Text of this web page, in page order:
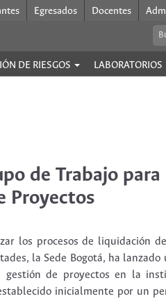
Egresados Docentes
DE RIESGOS LABORATORIOS
de Trabajo para
Proyectos
los procesos de liquidación
la Sede Bogotá, ha
de proyectos en la
inicialmente por un